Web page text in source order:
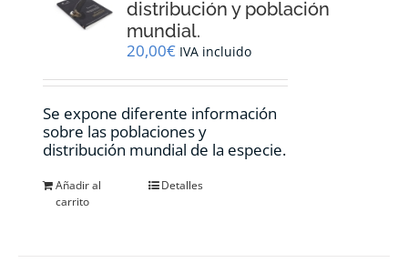
CARRITO
distribución y población
mundial.
20,00€ IVA incluido
Se expone diferente información
sobre las poblaciones y
distribución mundial de la especie.
Añadir al
carrito
Detalles